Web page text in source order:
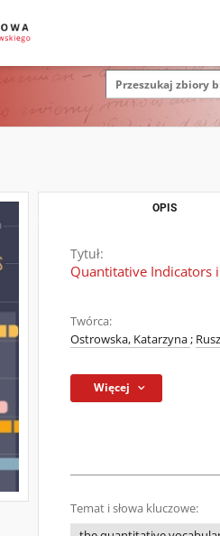
OPIS
Tytuł:
Quantitative Indicators
Twórca:
Ostrowska, Katarzyna;
Więcej
Temat i słowa kluczowe: